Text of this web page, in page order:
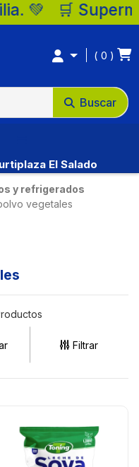
Buscar
0
El Salado
y refrigerados
vegetales
Filtrar